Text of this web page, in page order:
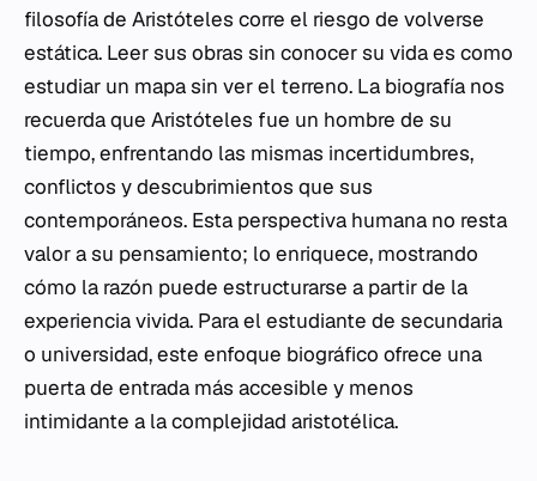
filosofía de Aristóteles corre el riesgo de volverse
estática. Leer sus obras sin conocer su vida es como
estudiar un mapa sin ver el terreno. La biografía nos
recuerda que Aristóteles fue un hombre de su
tiempo, enfrentando las mismas incertidumbres,
conflictos y descubrimientos que sus
contemporáneos. Esta perspectiva humana no resta
valor a su pensamiento; lo enriquece, mostrando
cómo la razón puede estructurarse a partir de la
experiencia vivida. Para el estudiante de secundaria
o universidad, este enfoque biográfico ofrece una
puerta de entrada más accesible y menos
intimidante a la complejidad aristotélica.